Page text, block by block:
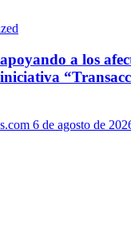
a los
6 de agosto de